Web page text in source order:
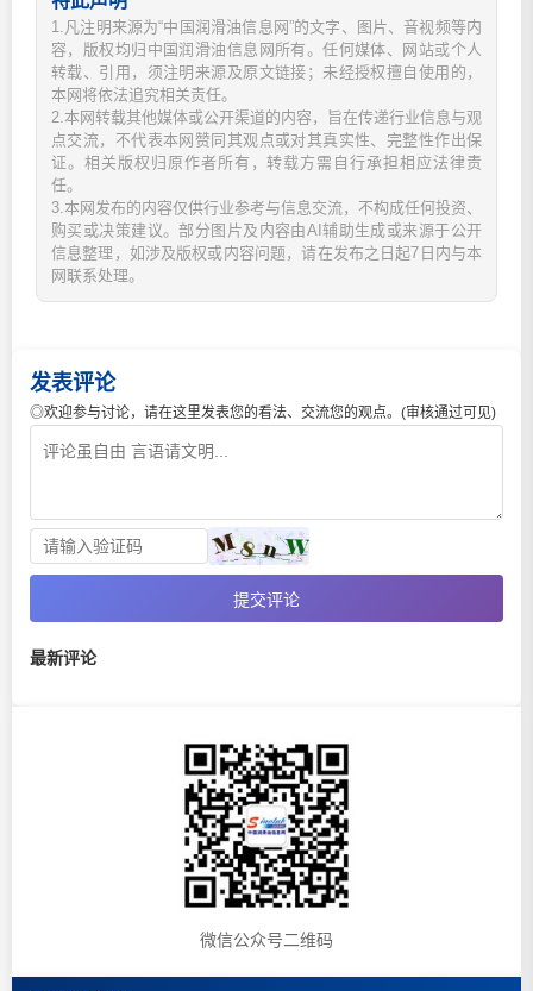
1.凡注明来源为“中国润滑油信息网”的文字、图片、音视频等内
容，版权均归中国润滑油信息网所有。任何媒体、网站或个人
转载、引用，须注明来源及原文链接；未经授权擅自使用的，
本网将依法追究相关责任。
2.本网转载其他媒体或公开渠道的内容，旨在传递行业信息与观
点交流，不代表本网赞同其观点或对其真实性、完整性作出保
证。相关版权归原作者所有，转载方需自行承担相应法律责
任。
3.本网发布的内容仅供行业参考与信息交流，不构成任何投资、
购买或决策建议。部分图片及内容由AI辅助生成或来源于公开
信息整理，如涉及版权或内容问题，请在发布之日起7日内与本
网联系处理。
发表评论
◎欢迎参与讨论，请在这里发表您的看法、交流您的观点。(审核通过可见)
提交评论
最新评论
微信公众号二维码